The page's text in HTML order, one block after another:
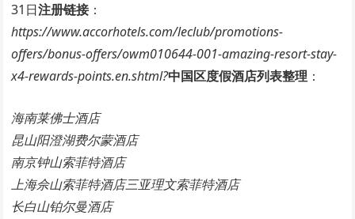
31日注册链接：
https://www.accorhotels.com/leclub/promotions-
offers/bonus-offers/owm010644-001-amazing-resort-stay-
x4-rewards-points.en.shtml?中国区度假酒店列表整理 ：
海南莱佛士酒店
昆山阳澄湖费尔蒙酒店
南京钟山索菲特酒店
上海佘山索菲特酒店三亚理文索菲特酒店
长白山铂尔曼酒店